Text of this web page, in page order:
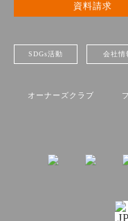
資料請求
SDGs活動 会社情
オーナーズクラブ